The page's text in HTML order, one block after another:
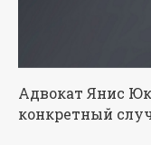
Адвокат Янис
конкретный